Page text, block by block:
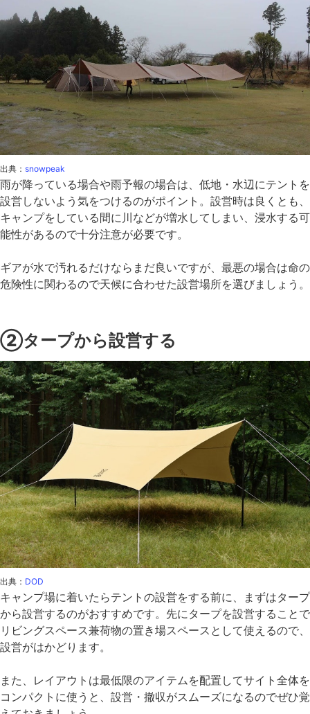
出典： snowpeak
雨が降っている場合や雨予報の場合は、低地・水辺にテントを
設営しないよう気をつけるのがポイント。設営時は良くとも、
キャンプをしている間に川などが増水してしまい、浸水する可
能性があるので十分注意が必要です。
ギアが水で汚れるだけならまだ良いですが、最悪の場合は命の
危険性に関わるので天候に合わせた設営場所を選びましょう。
②タープから設営する
出典： DOD
キャンプ場に着いたらテントの設営をする前に、まずはタープ
から設営するのがおすすめです。先にタープを設営することで
リビングスペース兼荷物の置き場スペースとして使えるので、
設営がはかどります。
また、レイアウトは最低限のアイテムを配置してサイト全体を
コンパクトに使うと、設営・撤収がスムーズになるのでぜひ覚